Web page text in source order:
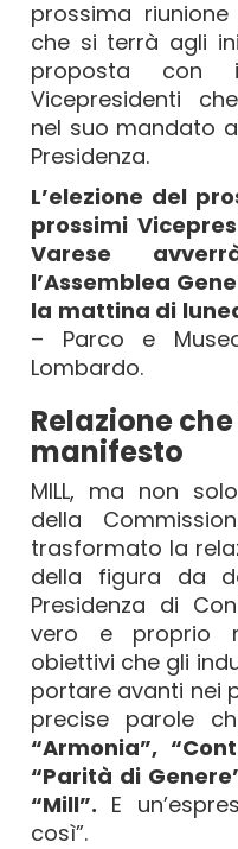
prossima
che si terrà agli
proposta
Vicepresidenti
nel suo mandato
Presidenza.
L’elezione del
prossimi
Varese
l’Assemblea
la mattina di
– Parco e
Lombardo.
Relazione
manifesto
MILL, ma non
della
trasformato la
della figura da
Presidenza di
vero e proprio
obiettivi che gli
portare avanti nei
precise parole
“Armonia”,
“Parità di
“Mill”. E
così”.